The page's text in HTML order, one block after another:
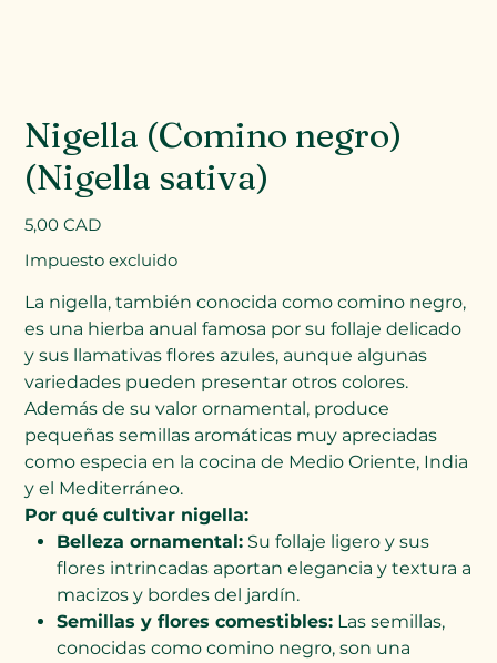
Nigella (Comino negro)
(Nigella sativa)
Precio
5,00 CAD
Impuesto excluido
La nigella, también conocida como comino negro,
es una hierba anual famosa por su follaje delicado
y sus llamativas flores azules, aunque algunas
variedades pueden presentar otros colores.
Además de su valor ornamental, produce
pequeñas semillas aromáticas muy apreciadas
como especia en la cocina de Medio Oriente, India
y el Mediterráneo.
Por qué cultivar nigella:
Belleza ornamental: Su follaje ligero y sus
flores intrincadas aportan elegancia y textura a
macizos y bordes del jardín.
Semillas y flores comestibles: Las semillas,
conocidas como comino negro, son una